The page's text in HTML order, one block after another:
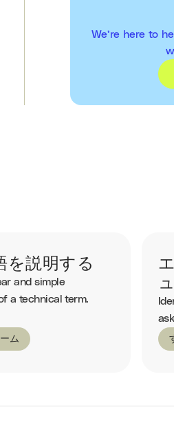
We’re here to
を説明する
and simple
a technical term.
ム